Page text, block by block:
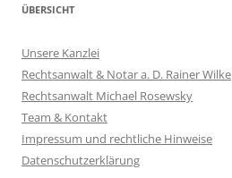
ÜBERSICHT
Unsere Kanzlei
Rechtsanwalt & Notar a. D. Rainer Wilke
Rechtsanwalt Michael Rosewsky
Team & Kontakt
Impressum und rechtliche Hinweise
Datenschutzerklärung